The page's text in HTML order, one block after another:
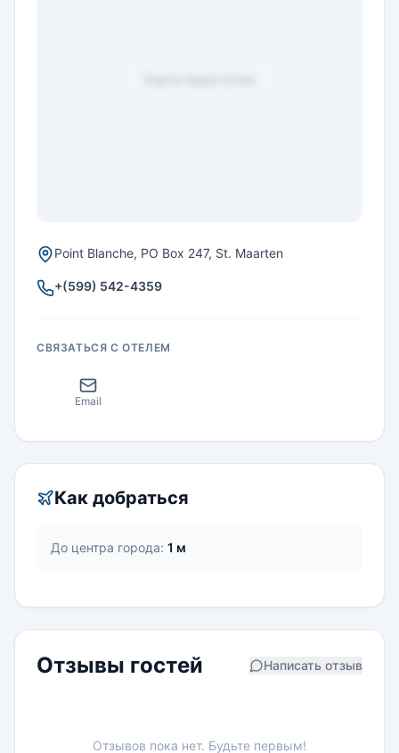
Point Blanche, PO Box 247, St. Maarten
+(599) 542-4359
СВЯЗАТЬСЯ С ОТЕЛЕМ
Email
Как добраться
До центра города: 1 м
Отзывы гостей Написать отзыв
Отзывов пока нет. Будьте первым!